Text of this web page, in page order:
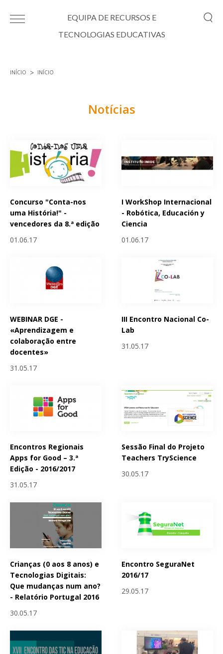
EQUIPA DE RECURSOS E
TECNOLOGIAS EDUCATIVAS
INÍCIO INÍCIO
Notícias
Concurso "Conta-nos
uma História!" -
vencedores da 8.ª edição
01.06.17
I WorkShop Internacional
- Robótica, Educación y
Ciencia
01.06.17
WEBINAR DGE -
«Aprendizagem e
colaboração entre
docentes»
31.05.17
III Encontro Nacional Co-
Lab
31.05.17
Encontros Regionais
Apps for Good – 3.ª
Edição - 2016/2017
31.05.17
Sessão Final do Projeto
Teachers TryScience
30.05.17
Crianças (0 aos 8 anos) e
Tecnologias Digitais:
Que mudanças num ano?
- Relatório Portugal 2016
30.05.17
Encontro SeguraNet
2016/17
29.05.17
Páginas